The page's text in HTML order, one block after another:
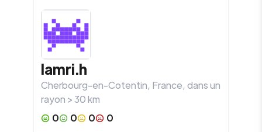
lamri.h
Cherbourg-en-Cotentin, France, dans un
rayon >30km
0
0 0
0